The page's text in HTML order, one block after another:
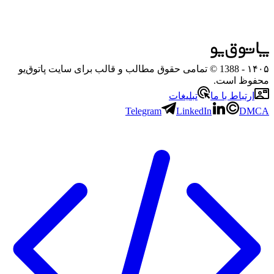
۱۴۰۵
- 1388 © تمامی حقوق مطالب و قالب برای سایت پاتوق‌یو
محفوظ است.
ارتباط با ما
تبلیغات
Telegram
LinkedIn DMCA